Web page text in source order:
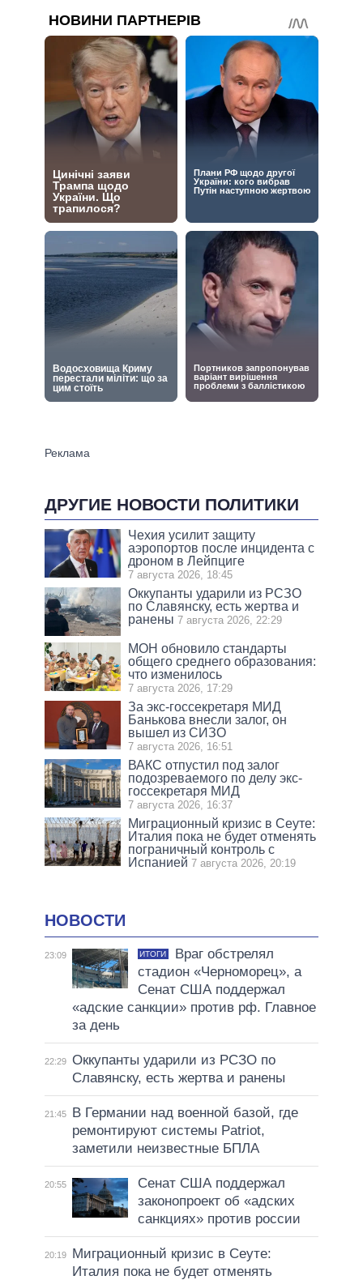
ДРУГИЕ НОВОСТИ ПОЛИТИКИ
Чехия усилит защиту
аэропортов после инцидента с
дроном в Лейпциге
7 августа 2026, 18:45
Оккупанты ударили из РСЗО
по Славянску, есть жертва и
ранены 7 августа 2026, 22:29
МОН обновило стандарты
общего среднего образования:
что изменилось
7 августа 2026, 17:29
За экс-госсекретаря МИД
Банькова внесли залог, он
вышел из СИЗО
7 августа 2026, 16:51
ВАКС отпустил под залог
подозреваемого по делу экс-
госсекретаря МИД
7 августа 2026, 16:37
Миграционный кризис в Сеуте:
Италия пока не будет отменять
пограничный контроль с
Испанией 7 августа 2026, 20:19
НОВОСТИ
23:09 ИТОГИ
Враг обстрелял
стадион «Черноморец», а
Сенат США поддержал
«адские санкции» против рф. Главное
за день
22:29 Оккупанты ударили из РСЗО по
Славянску, есть жертва и ранены
21:45
В Германии над военной базой, где
ремонтируют системы Patriot,
заметили неизвестные БПЛА
20:55
Сенат США поддержал
законопроект об «адских
санкциях» против россии
20:19
Миграционный кризис в Сеуте:
Италия пока не будет отменять